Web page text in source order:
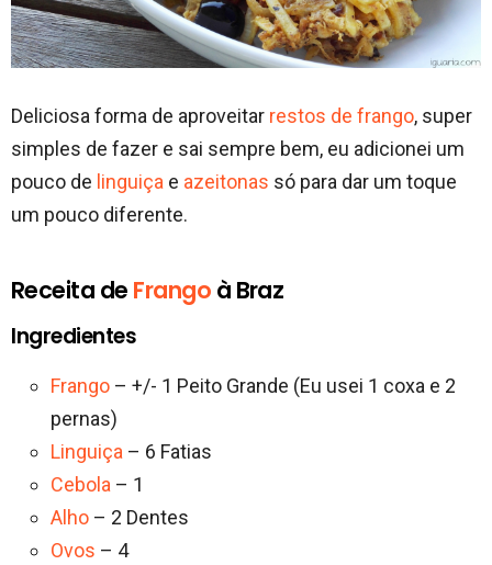
Deliciosa forma de aproveitar restos de frango, super
simples de fazer e sai sempre bem, eu adicionei um
pouco de linguiça e azeitonas só para dar um toque
um pouco diferente.
Receita de Frango à Braz
Ingredientes
Frango – +/- 1 Peito Grande (Eu usei 1 coxa e 2
pernas)
Linguiça – 6 Fatias
Cebola – 1
Alho – 2 Dentes
Ovos – 4